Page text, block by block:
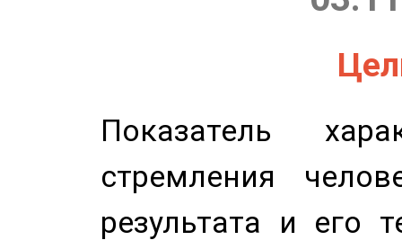
Показатель
стремления
результата и его